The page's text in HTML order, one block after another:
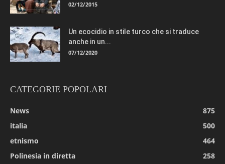
02/12/2015
Un ecocidio in stile turco che si traduce
anche in un...
07/12/2020
CATEGORIE POPOLARI
News
875
italia
500
etnismo
464
Polinesia in diretta
258